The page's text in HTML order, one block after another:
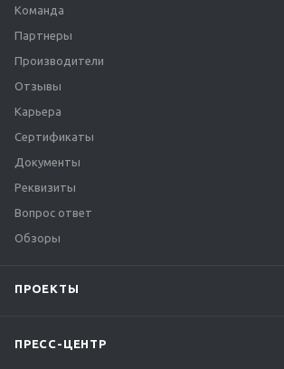
Команда
Партнеры
Производители
Отзывы
Карьера
Сертификаты
Документы
Реквизиты
Вопрос ответ
Обзоры
ПРОЕКТЫ
ПРЕСС-ЦЕНТР